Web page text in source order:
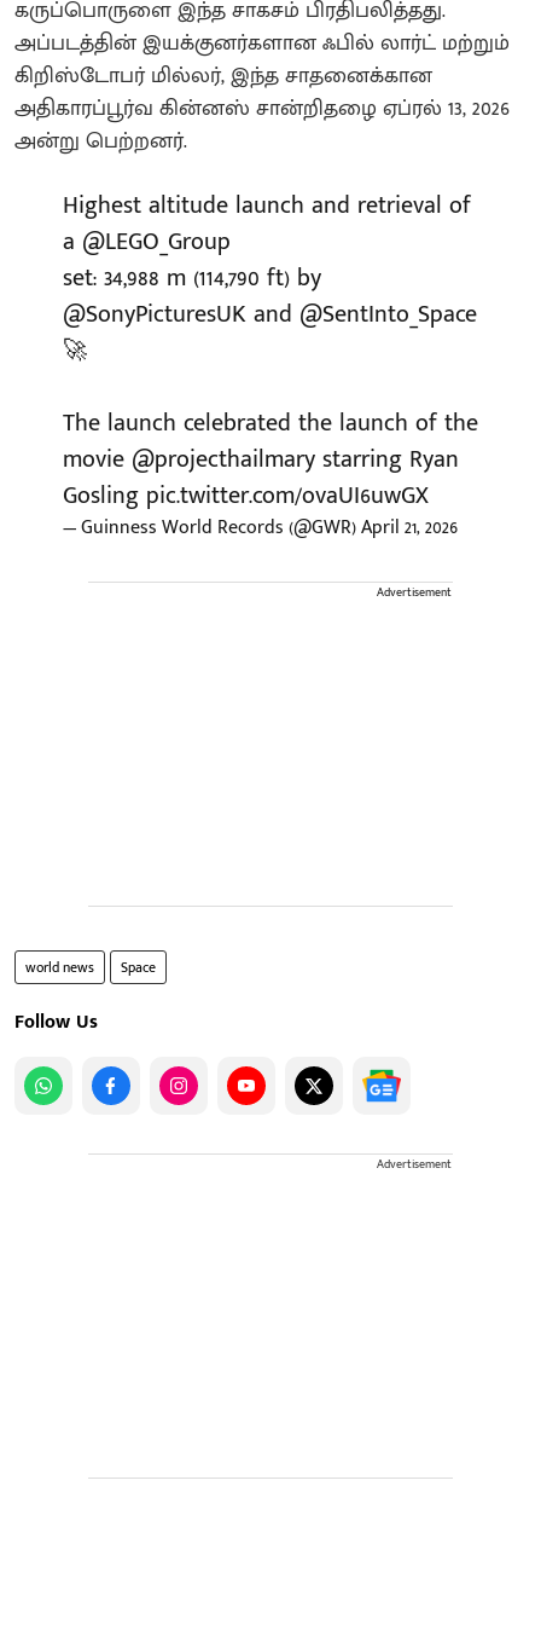
கருப்பொருளை இந்த சாகசம் பிரதிபலித்தது.
அப்படத்தின் இயக்குனர்களான ஃபில் லார்ட் மற்றும்
கிறிஸ்டோபர் மில்லர், இந்த சாதனைக்கான
அதிகாரப்பூர்வ கின்னஸ் சான்றிதழை ஏப்ரல் 13, 2026
அன்று பெற்றனர்.
Highest altitude launch and retrieval of
a @LEGO_Group
set: 34,988 m (114,790 ft) by
@SonyPicturesUKand @SentInto_Space
🚀
The launch celebrated the launch of the
movie @projecthailmarystarring Ryan
Gosling pic.twitter.com/ovaUI6uwGX
— Guinness World Records (@GWR)April 21, 2026
Advertisement
world news Space
Follow Us
Advertisement